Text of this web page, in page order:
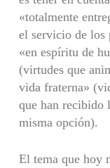
«totalmente
el servicio de los
«en espíritu de
(virtudes que
vida fraterna»
que han recibido
misma opción).
El tema que hoy